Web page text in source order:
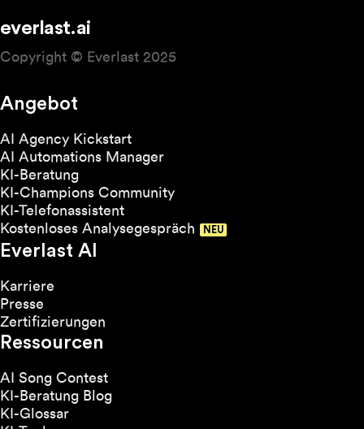
everlast.ai
Copyright © Everlast 2025
Angebot
AI Agency Kickstart
AI Automations Manager
KI-Beratung
KI-Champions Community
KI-Telefonassistent
Kostenloses Analysegespräch
Everlast AI
Karriere
Presse
Zertifizierungen
Ressourcen
AI Song Contest
KI-Beratung Blog
KI-Glossar